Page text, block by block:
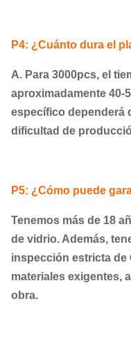
P4: ¿Cuánto dura el
A. Para 3000pcs, el
aproximadamente 40-
específico dependerá
dificultad de
P5: ¿Cómo puede
Tenemos más de 18
de vidrio. Además,
inspección estricta de
materiales exigentes,
obra.